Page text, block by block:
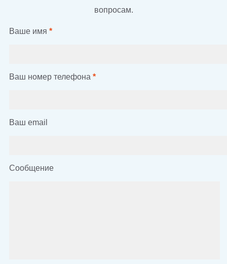
вопросам.
Ваше имя *
Ваш номер телефона *
Ваш email
Сообщение